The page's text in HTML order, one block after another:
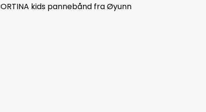
kids pannebånd fra Øyunn